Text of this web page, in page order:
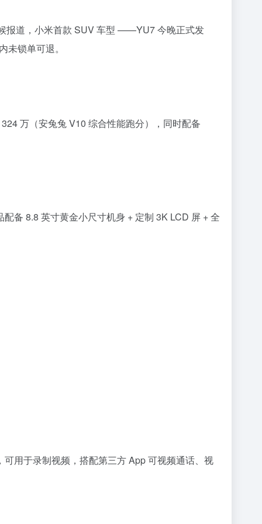
报道，小米首款 SUV 车型 ——YU7 今晚正式发
锁单可退。
万（安兔兔 V10 综合性能跑分），同时配备
备 8.8 英寸黄金小尺寸机身 + 定制 3K LCD 屏 + 全
用于录制视频，搭配第三方 App 可视频通话、视